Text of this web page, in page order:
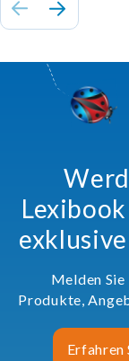
Melden
Produkte,
Erfahren